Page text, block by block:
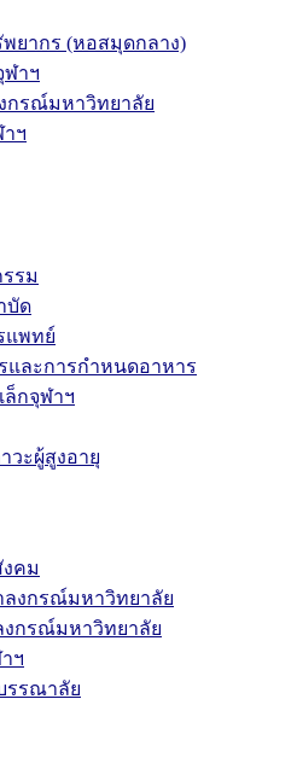
ยากร (หอสมุดกลาง)
าฯ
กรณ์มหาวิทยาลัย
ฯ
รม
บัด
แพทย์
ละการกำหนดอาหาร
ล็กจุฬาฯ
วะผู้สูงอายุ
คม
งกรณ์มหาวิทยาลัย
กรณ์มหาวิทยาลัย
ฯ
รรณาลัย